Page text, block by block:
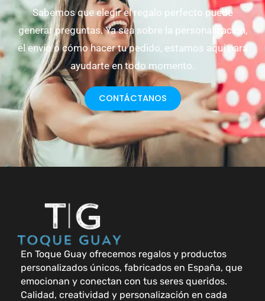
Sabemos que elegir el regalo perfecto puede
generar preguntas. Ya sea sobre la personalización,
el envío o cómo hacer tu pedido, estamos aquí para
ayudarte en todo momento.
CONTÁCTANOS
En Toque Guay ofrecemos regalos y productos
personalizados únicos, fabricados en España, que
emocionan y conectan con tus seres queridos.
Calidad, creatividad y personalización en cada